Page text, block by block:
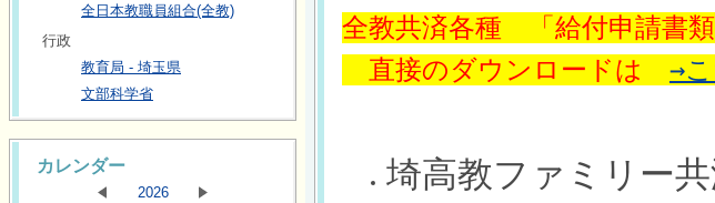
全日本教職員組合(全教)
行政
教育局 - 埼玉県
文部科学省
カレンダー
2026
全教共済各種　「給付申請書
直接のダウンロードは →
埼高教ファミリー共